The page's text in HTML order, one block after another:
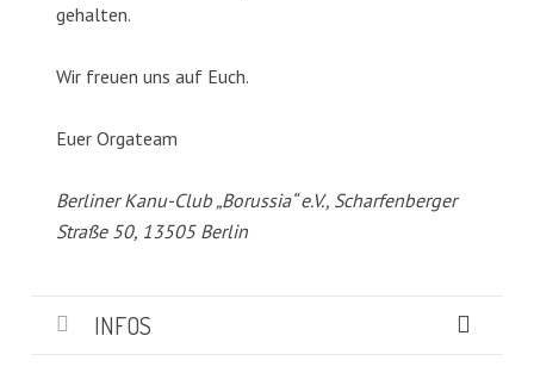
gehalten.
Wir freuen uns auf Euch.
Euer Orgateam
Berliner Kanu-Club „Borussia“ e.V., Scharfenberger
Straße 50, 13505 Berlin
INFOS